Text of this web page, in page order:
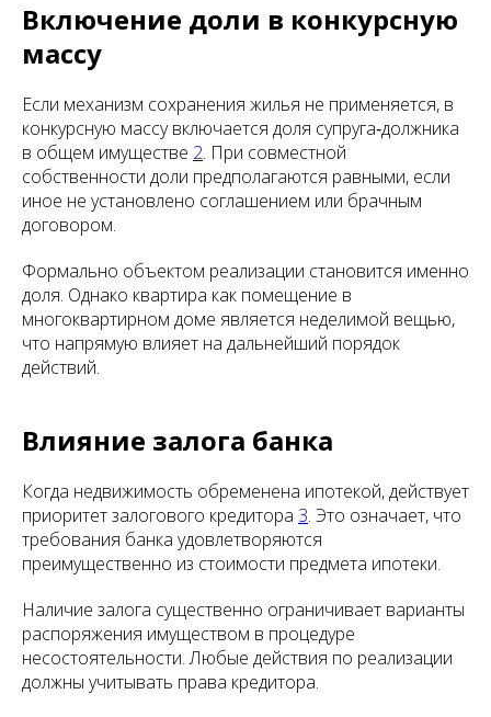
Включение доли в конкурсную
массу
Если механизм сохранения жилья не применяется, в
конкурсную массу включается доля супруга‑должника
в общем имуществе 2. При совместной
собственности доли предполагаются равными, если
иное не установлено соглашением или брачным
договором.
Формально объектом реализации становится именно
доля. Однако квартира как помещение в
многоквартирном доме является неделимой вещью,
что напрямую влияет на дальнейший порядок
действий.
Влияние залога банка
Когда недвижимость обременена ипотекой, действует
приоритет залогового кредитора 3. Это означает, что
требования банка удовлетворяются
преимущественно из стоимости предмета ипотеки.
Наличие залога существенно ограничивает варианты
распоряжения имуществом в процедуре
несостоятельности. Любые действия по реализации
должны учитывать права кредитора.